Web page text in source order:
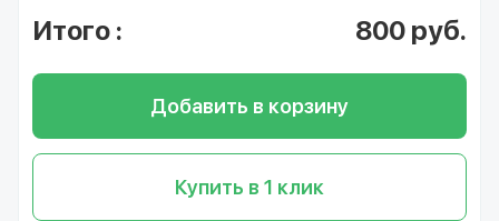
Итого : 800 руб.
Добавить в корзину
Купить в 1 клик